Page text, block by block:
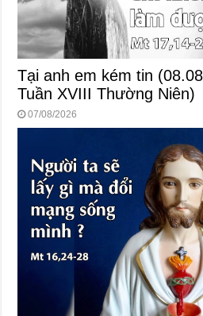
Tại anh em kém tin
Tuần XVIII Thường Niên)
07/08/2026